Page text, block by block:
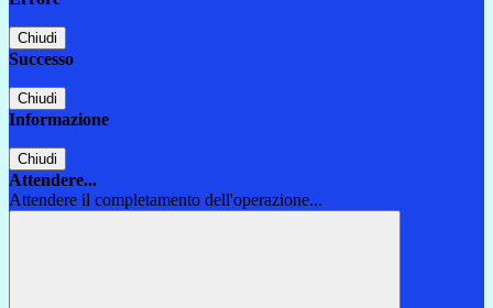
Chiudi
Successo
Chiudi
Informazione
Chiudi
Attendere...
Attendere il completamento dell'operazione...